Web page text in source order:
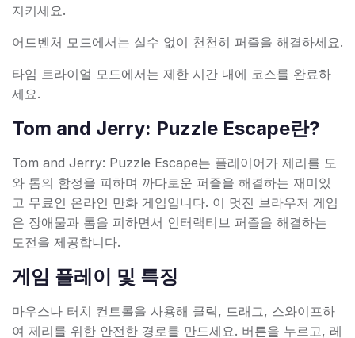
지키세요.
어드벤처 모드에서는 실수 없이 천천히 퍼즐을 해결하세요.
타임 트라이얼 모드에서는 제한 시간 내에 코스를 완료하
세요.
Tom and Jerry: Puzzle Escape란?
Tom and Jerry: Puzzle Escape는 플레이어가 제리를 도
와 톰의 함정을 피하며 까다로운 퍼즐을 해결하는 재미있
고 무료인 온라인 만화 게임입니다. 이 멋진 브라우저 게임
은 장애물과 톰을 피하면서 인터랙티브 퍼즐을 해결하는
도전을 제공합니다.
게임 플레이 및 특징
마우스나 터치 컨트롤을 사용해 클릭, 드래그, 스와이프하
여 제리를 위한 안전한 경로를 만드세요. 버튼을 누르고, 레